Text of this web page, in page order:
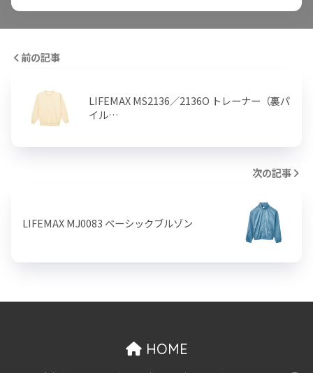
前の記事
LIFEMAX MS2136／2136O トレーナー（裏パ
イル…
次の記事
LIFEMAX MJ0083 ベーシックブルゾン
HOME